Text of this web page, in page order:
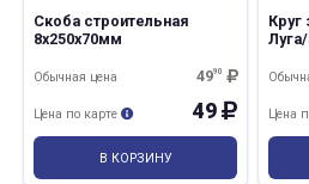
Скоба строительная
8х250х70мм
4990
Обычная цена
49
Цена по карте
В КОРЗИНУ
Круг
Цена